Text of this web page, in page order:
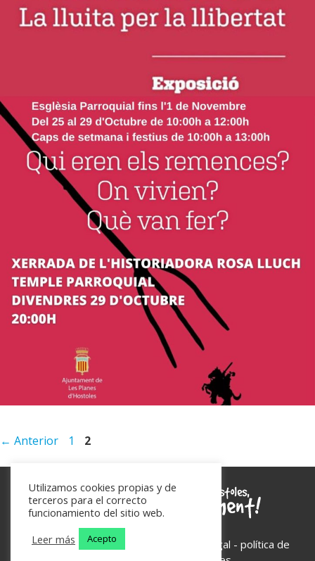
← Anterior Página
1 Página
2
Les Planes d'Hostoles - 2026 - aviso legal - política de
Utilizamos cookies propias y de
terceros para el correcto
funcionamiento del sitio web.
Leer más
Acepto